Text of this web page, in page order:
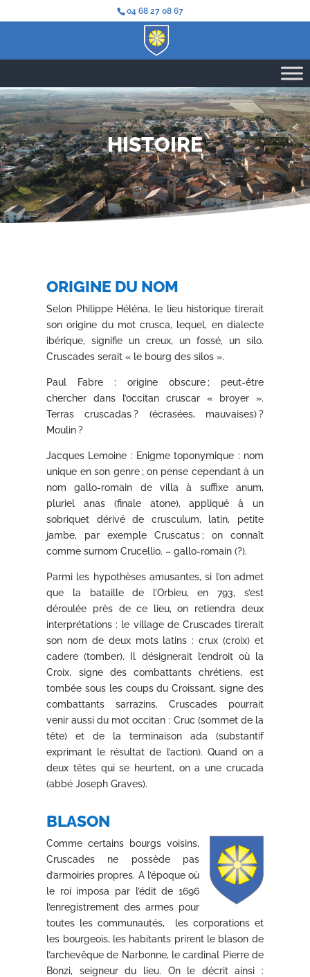
04 68 27 08 67
HISTOIRE
ORIGINE DU NOM
Selon Philippe Héléna, le lieu historique tirerait
son origine du mot crusca, lequel, en dialecte
ibérique, signifie un creux, un fossé, un silo.
Cruscades serait « le bourg des silos ».
Paul Fabre : origine obscure ; peut-être
chercher dans l’occitan cruscar « broyer ».
Terras cruscadas ? (écrasées, mauvaises) ?
Moulin ?
Jacques Lemoine : Enigme toponymique : nom
unique en son genre ; on pense cependant à un
nom gallo-romain de villa à suffixe anum,
pluriel anas (finale atone), appliqué à un
sobriquet dérivé de crusculum, latin, petite
jambe, par exemple Cruscatus ; on connaît
comme surnom Crucellio. – gallo-romain (?).
Parmi les hypothèses amusantes, si l’on admet
que la bataille de l’Orbieu, en 793, s’est
déroulée près de ce lieu, on retiendra deux
interprétations : le village de Cruscades tirerait
son nom de deux mots latins : crux (croix) et
cadere (tomber). Il désignerait l’endroit où la
Croix, signe des combattants chrétiens, est
tombée sous les coups du Croissant, signe des
combattants sarrazins. Cruscades pourrait
venir aussi du mot occitan : Cruc (sommet de la
tête) et de la terminaison ada (substantif
exprimant le résultat de l’action). Quand on a
deux têtes qui se heurtent, on a une crucada
(abbé Joseph Graves).
BLASON
Comme certains bourgs voisins,
Cruscades ne possède pas
d’armoiries propres. A l’époque où
le roi imposa par l’édit de 1696
l’enregistrement des armes pour
toutes les communautés, les corporations et
les bourgeois, les habitants prirent le blason de
l’archevêque de Narbonne, le cardinal Pierre de
Bonzi, seigneur du lieu. On le décrit ainsi :